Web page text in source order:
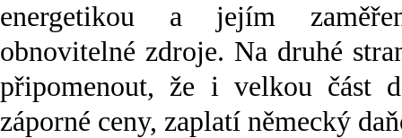
energetikou a jejím
obnovitelné zdroje. Na druhé
připomenout, že i velkou část
záporné ceny, zaplatí německý